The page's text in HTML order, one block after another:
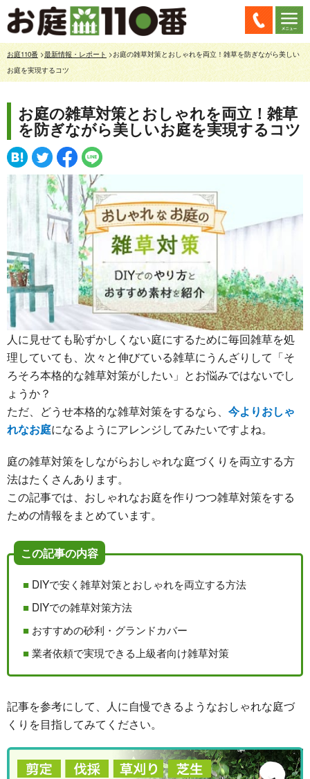
お庭110番>最新情報・レポート >お庭の雑草対策とおしゃれを両立！雑草を防ぎながら美しい
お庭を実現するコツ
お庭の雑草対策とおしゃれを両立！雑草
を防ぎながら美しいお庭を実現するコツ
人に見せても恥ずかしくない庭にするために毎回雑草を処
理していても、次々と伸びている雑草にうんざりして「そ
ろそろ本格的な雑草対策がしたい」とお悩みではないでし
ょうか？
ただ、どうせ本格的な雑草対策をするなら、 今よりおしゃ
れなお庭になるようにアレンジしてみたいですよね。
庭の雑草対策をしながらおしゃれな庭づくりを両立する方
法はたくさんあります。
この記事では、おしゃれなお庭を作りつつ雑草対策をする
ための情報をまとめています。
この記事の内容
DIYで安く雑草対策とおしゃれを両立する方法
DIYでの雑草対策方法
おすすめの砂利・グランドカバー
業者依頼で実現できる上級者向け雑草対策
記事を参考にして、人に自慢できるようなおしゃれな庭づ
くりを目指してみてください。